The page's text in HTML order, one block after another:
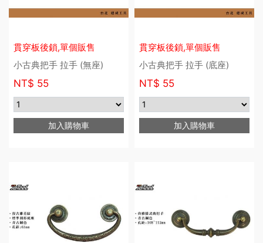
貫穿板後鎖,單個販售
小古典把手 拉手 (無座)
NT$ 55
加入購物車
貫穿板後鎖,單個販售
小古典把手 拉手 (底座)
NT$ 55
加入購物車